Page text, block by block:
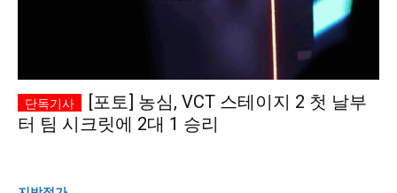
[포토] 농심, VCT 스테이지 2 첫 날부
터 팀 시크릿에 2대 1 승리